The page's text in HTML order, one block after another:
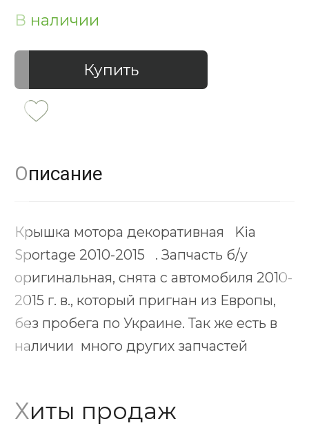
В наличии
Купить
Описание
Крышка мотора декоративная Kia
Sportage 2010-2015 . Запчасть б/у
оригинальная, снята с автомобиля 2010-
2015 г. в., который пригнан из Европы,
без пробега по Украине. Так же есть в
наличии много других запчастей
Хиты продаж